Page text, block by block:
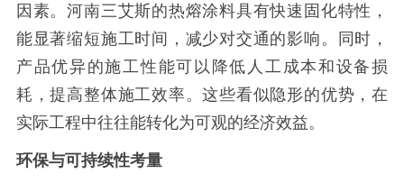
因素。河南三艾斯的热熔涂料具有快速固化特性，
能显著缩短施工时间，减少对交通的影响。同时，
产品优异的施工性能可以降低人工成本和设备损
耗，提高整体施工效率。这些看似隐形的优势，在
实际工程中往往能转化为可观的经济效益。
环保与可持续性考量